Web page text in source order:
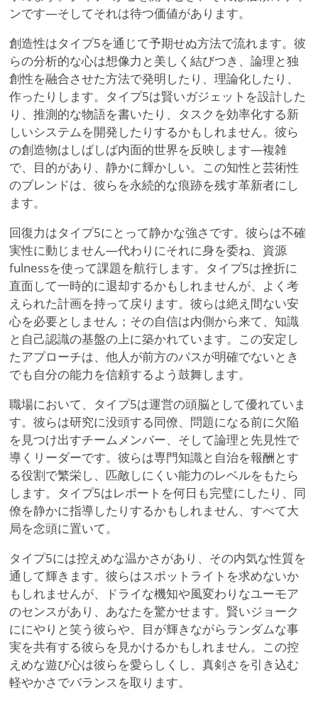
ンです—そしてそれは待つ価値があります。
創造性はタイプ5を通じて予期せぬ方法で流れます。彼
らの分析的な心は想像力と美しく結びつき、論理と独
創性を融合させた方法で発明したり、理論化したり、
作ったりします。タイプ5は賢いガジェットを設計した
り、推測的な物語を書いたり、タスクを効率化する新
しいシステムを開発したりするかもしれません。彼ら
の創造物はしばしば内面的世界を反映します—複雑
で、目的があり、静かに輝かしい。この知性と芸術性
のブレンドは、彼らを永続的な痕跡を残す革新者にし
ます。
回復力はタイプ5にとって静かな強さです。彼らは不確
実性に動じません—代わりにそれに身を委ね、資源
fulnessを使って課題を航行します。タイプ5は挫折に
直面して一時的に退却するかもしれませんが、よく考
えられた計画を持って戻ります。彼らは絶え間ない安
心を必要としません；その自信は内側から来て、知識
と自己認識の基盤の上に築かれています。この安定し
たアプローチは、他人が前方のパスが明確でないとき
でも自分の能力を信頼するよう鼓舞します。
職場において、タイプ5は運営の頭脳として優れていま
す。彼らは研究に没頭する同僚、問題になる前に欠陥
を見つけ出すチームメンバー、そして論理と先見性で
導くリーダーです。彼らは専門知識と自治を報酬とす
る役割で繁栄し、匹敵しにくい能力のレベルをもたら
します。タイプ5はレポートを何日も完璧にしたり、同
僚を静かに指導したりするかもしれません、すべて大
局を念頭に置いて。
タイプ5には控えめな温かさがあり、その内気な性質を
通して輝きます。彼らはスポットライトを求めないか
もしれませんが、ドライな機知や風変わりなユーモア
のセンスがあり、あなたを驚かせます。賢いジョーク
ににやりと笑う彼らや、目が輝きながらランダムな事
実を共有する彼らを見かけるかもしれません。この控
えめな遊び心は彼らを愛らしくし、真剣さを引き込む
軽やかさでバランスを取ります。